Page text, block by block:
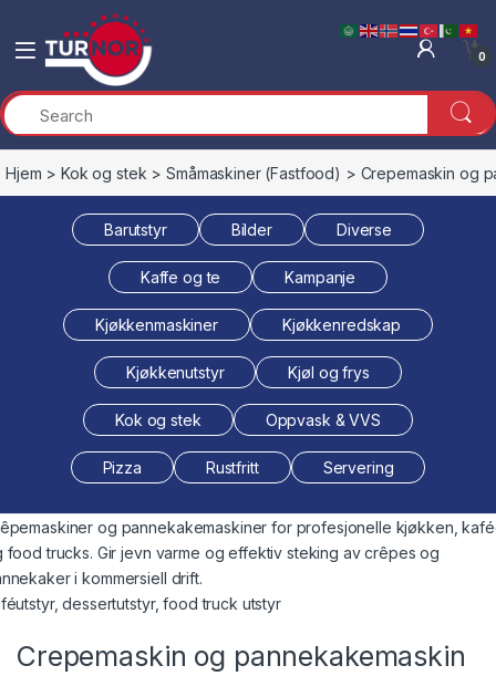
Skip to navigation
Skip to content
0
Hjem >Kok og stek >Småmaskiner (Fastfood) > Crepemaskin og
Barutstyr Bilder Diverse
Kaffe og te Kampanje
Kjøkkenmaskiner Kjøkkenredskap
Kjøkkenutstyr Kjøl og frys
Kok og stek Oppvask & VVS
Pizza Rustfritt Servering
og pannekakemaskiner for profesjonelle kjøkken,
food trucks. Gir jevn varme og effektiv steking av crêpes og
i kommersiell drift.
dessertutstyr, food truck utstyr
Crepemaskin og pannekakemaskin